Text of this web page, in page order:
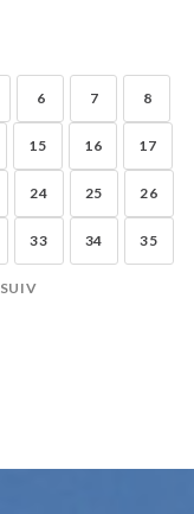
6 7 8
15 16 17
24 25 26
33 34 35
SUIV